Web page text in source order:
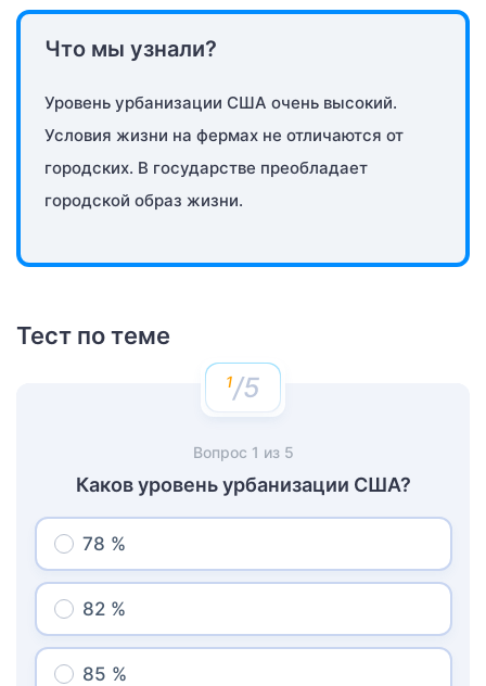
Что мы узнали?
Уровень урбанизации США очень высокий.
Условия жизни на фермах не отличаются от
городских. В государстве преобладает
городской образ жизни.
Тест по теме
/5
Вопрос 1 из 5
Каков уровень урбанизации США?
78 %
82 %
85 %